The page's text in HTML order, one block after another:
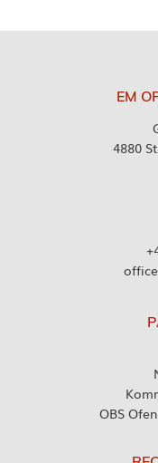
EM
4880
OBS